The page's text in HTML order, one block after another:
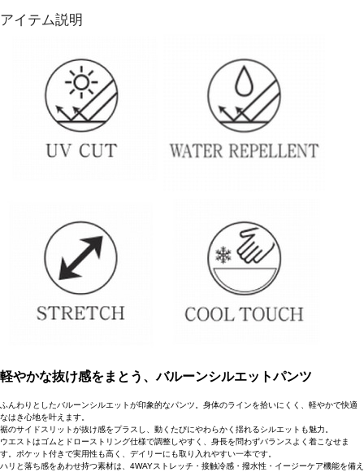
アイテム説明
軽やかな抜け感をまとう、バルーンシルエットパンツ
ふんわりとしたバルーンシルエットが印象的なパンツ。身体のラインを拾いにくく、軽やかで快適
なはき心地を叶えます。
裾のサイドスリットが抜け感をプラスし、動くたびにやわらかく揺れるシルエットも魅力。
ウエストはゴムとドローストリング仕様で調整しやすく、身長を問わずバランスよく着こなせま
す。ポケット付きで実用性も高く、デイリーにも取り入れやすい一本です。
ハリと落ち感をあわせ持つ素材は、4WAYストレッチ・接触冷感・撥水性・イージーケア機能を備え